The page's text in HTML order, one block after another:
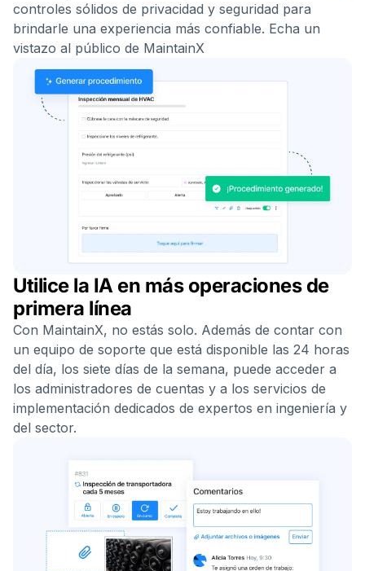
controles sólidos de privacidad y seguridad para
brindarle una experiencia más confiable. Echa un
vistazo al público de MaintainX
Utilice la IA en más operaciones de
primera línea
Con MaintainX, no estás solo. Además de contar con
un equipo de soporte que está disponible las 24 horas
del día, los siete días de la semana, puede acceder a
los administradores de cuentas y a los servicios de
implementación dedicados de expertos en ingeniería y
del sector.